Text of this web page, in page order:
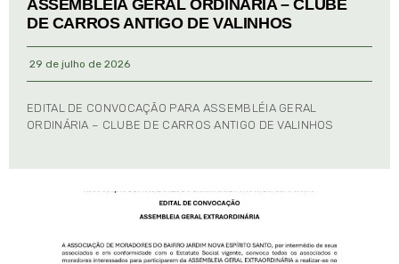
ASSEMBLÉIA GERAL ORDINÁRIA – CLUBE
DE CARROS ANTIGO DE VALINHOS
29 de julho de 2026
EDITAL DE CONVOCAÇÃO PARA ASSEMBLÉIA GERAL
ORDINÁRIA – CLUBE DE CARROS ANTIGO DE VALINHOS